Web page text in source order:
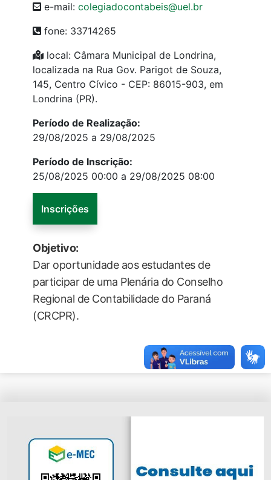
e-mail: colegiadocontabeis@uel.br
fone: 33714265
local: Câmara Municipal de Londrina,
localizada na Rua Gov. Parigot de Souza,
145, Centro Cívico - CEP: 86015-903, em
Londrina (PR).
Período de Realização:
29/08/2025 a 29/08/2025
Período de Inscrição:
25/08/2025 00:00 a 29/08/2025 08:00
Inscrições
Objetivo:
Dar oportunidade aos estudantes de
participar de uma Plenária do Conselho
Regional de Contabilidade do Paraná
(CRCPR).